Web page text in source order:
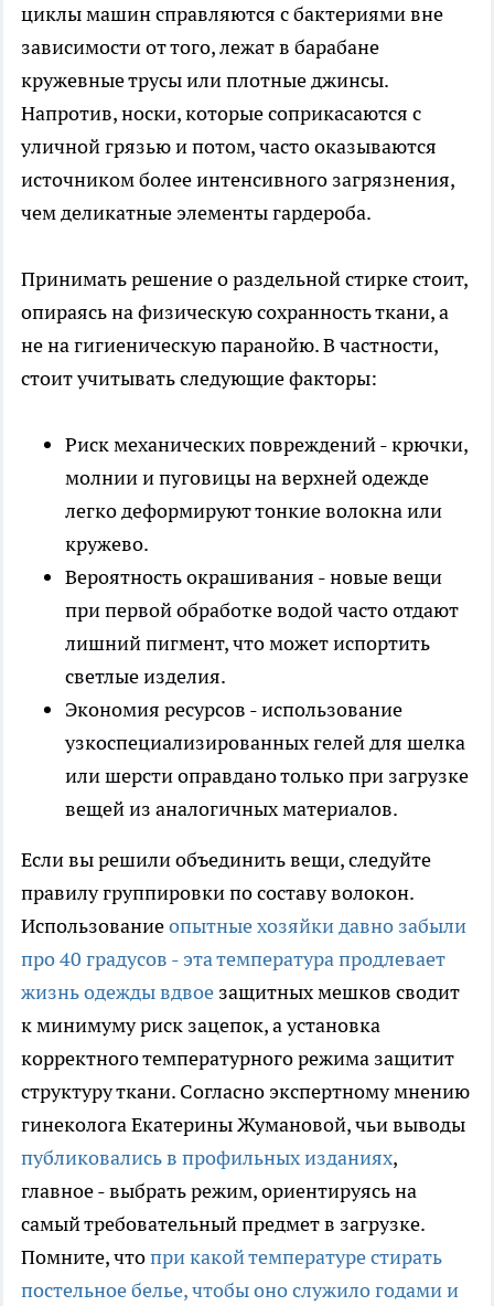
циклы машин справляются с бактериями вне
зависимости от того, лежат в барабане
кружевные трусы или плотные джинсы.
Напротив, носки, которые соприкасаются с
уличной грязью и потом, часто оказываются
источником более интенсивного загрязнения,
чем деликатные элементы гардероба.
Принимать решение о раздельной стирке стоит,
опираясь на физическую сохранность ткани, а
не на гигиеническую паранойю. В частности,
стоит учитывать следующие факторы:
Риск механических повреждений - крючки,
молнии и пуговицы на верхней одежде
легко деформируют тонкие волокна или
кружево.
Вероятность окрашивания - новые вещи
при первой обработке водой часто отдают
лишний пигмент, что может испортить
светлые изделия.
Экономия ресурсов - использование
узкоспециализированных гелей для шелка
или шерсти оправдано только при загрузке
вещей из аналогичных материалов.
Если вы решили объединить вещи, следуйте
правилу группировки по составу волокон.
Использованиеопытные хозяйки давно забыли
про 40 градусов - эта температура продлевает
жизнь одежды вдвое защитных мешков сводит
к минимуму риск зацепок, а установка
корректного температурного режима защитит
структуру ткани. Согласно экспертному мнению
гинеколога Екатерины Жумановой, чьи выводы
публиковались в профильных изданиях,
главное - выбрать режим, ориентируясь на
самый требовательный предмет в загрузке.
Помните, чтопри какой температуре стирать
постельное белье, чтобы оно служило годами и